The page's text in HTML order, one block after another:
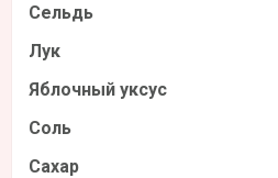
Сельдь
Лук
Яблочный уксус
Соль
Сахар